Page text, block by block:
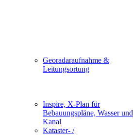
Georadaraufnahme &
Leitungsortung
Inspire, X-Plan für
Bebauungspläne, Wasser und
Kanal
Kataster- /